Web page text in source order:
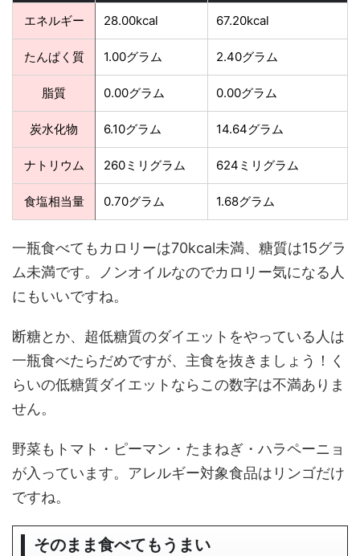
エネルギー 28.00kcal 67.20kcal
たんぱく質 1.00グラム 2.40グラム
脂質 0.00グラム 0.00グラム
炭水化物 6.10グラム 14.64グラム
ナトリウム 260ミリグラム 624ミリグラム
食塩相当量 0.70グラム 1.68グラム
一瓶食べてもカロリーは70kcal未満、糖質は15グラ
ム未満です。ノンオイルなのでカロリー気になる人
にもいいですね。
断糖とか、超低糖質のダイエットをやっている人は
一瓶食べたらだめですが、主食を抜きましょう！く
らいの低糖質ダイエットならこの数字は不満ありま
せん。
野菜もトマト・ピーマン・たまねぎ・ハラペーニョ
が入っています。アレルギー対象食品はリンゴだけ
ですね。
そのまま食べてもうまい